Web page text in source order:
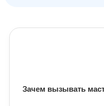
Зачем вызывать